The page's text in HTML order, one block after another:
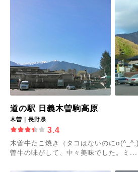
道の駅 日義木曽駒高原
木曽｜長野県
3.4
木曽牛たこ焼き（タコはないのに
曽牛の味がして、中々美味でした。ミ...